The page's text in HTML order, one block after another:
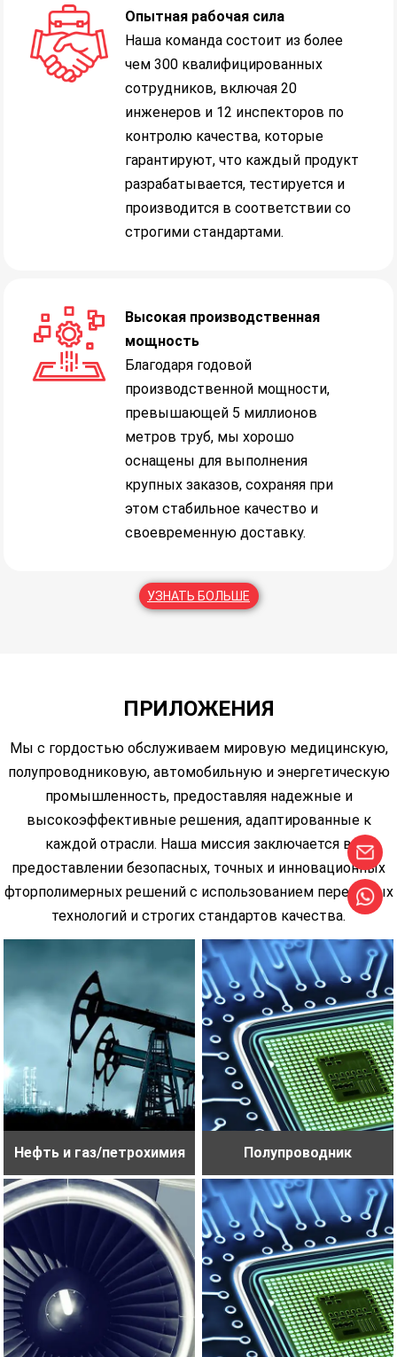
Опытная рабочая сила
Наша команда состоит из более
чем 300 квалифицированных
сотрудников, включая 20
инженеров и 12 инспекторов по
контролю качества, которые
гарантируют, что каждый продукт
разрабатывается, тестируется и
производится в соответствии со
строгими стандартами.
Высокая производственная
мощность
Благодаря годовой
производственной мощности,
превышающей 5 миллионов
метров труб, мы хорошо
оснащены для выполнения
крупных заказов, сохраняя при
этом стабильное качество и
своевременную доставку.
УЗНАТЬ БОЛЬШЕ
ПРИЛОЖЕНИЯ
Мы с гордостью обслуживаем мировую медицинскую,
полупроводниковую, автомобильную и энергетическую
промышленность, предоставляя надежные и
высокоэффективные решения, адаптированные к
каждой отрасли. Наша миссия заключается в
предоставлении безопасных, точных и инновационных
фторполимерных решений с использованием передовых
технологий и строгих стандартов качества.
Нефть и газ/петрохимия Полупроводник